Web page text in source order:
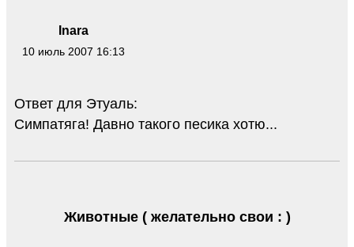
Inara
10 июль 2007 16:13
Ответ для Этуаль:
Симпатяга! Давно такого песика хотю...
Животные ( желательно свои : )